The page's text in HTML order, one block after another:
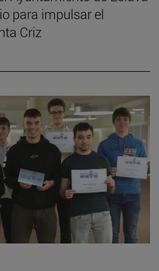
para impulsar el
Criz